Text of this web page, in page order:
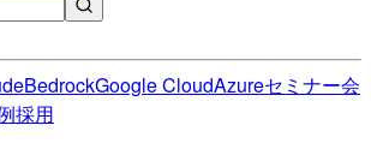
BedrockGoogle CloudAzureセミナー会
採用